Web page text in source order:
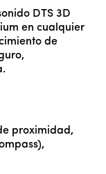
DTS 3D
en cualquier
de
proximidad,